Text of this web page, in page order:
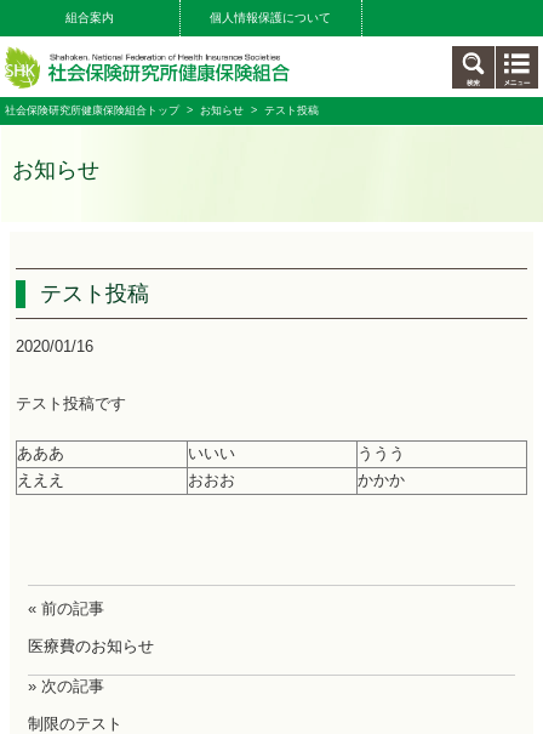
組合案内 個人情報保護について
社会保険研究所健康保険組合トップ> お知らせ > テスト投稿
お知らせ
テスト投稿
2020/01/16
テスト投稿です
あああ いいい
ううう
えええ
おおお かかか
« 前の記事
医療費のお知らせ
» 次の記事
制限のテスト